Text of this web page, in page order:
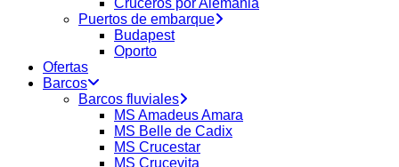
Cruceros por Alemania
Puertos de embarque
Budapest
Oporto
Ofertas
Barcos
Barcos fluviales
MS Amadeus Amara
MS Belle de Cadix
MS Crucestar
MS Crucevita